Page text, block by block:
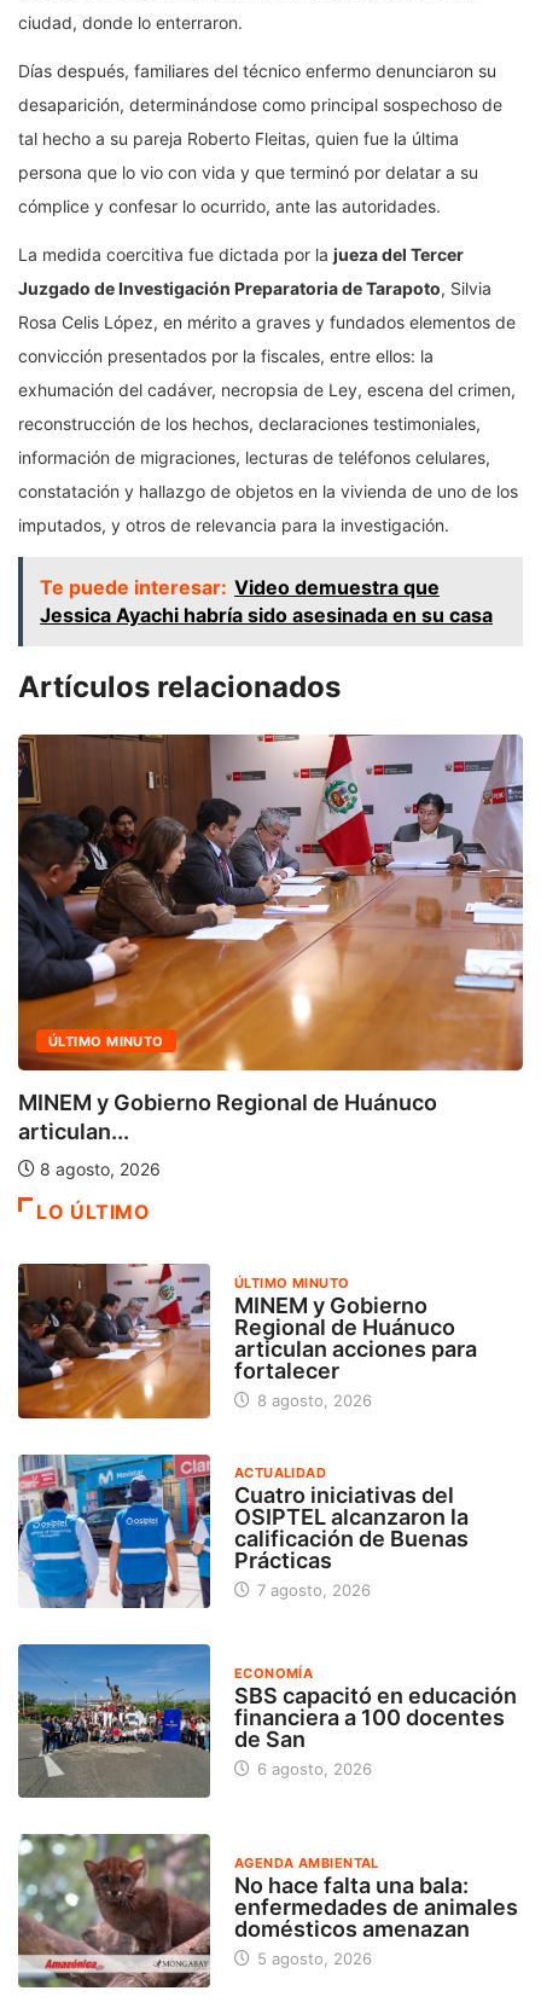
ciudad, donde lo enterraron.
Días después, familiares del técnico enfermo denunciaron su
desaparición, determinándose como principal sospechoso de
tal hecho a su pareja Roberto Fleitas, quien fue la última
persona que lo vio con vida y que terminó por delatar a su
cómplice y confesar lo ocurrido, ante las autoridades.
La medida coercitiva fue dictada por la jueza del Tercer
Juzgado de Investigación Preparatoria de Tarapoto, Silvia
Rosa Celis López, en mérito a graves y fundados elementos de
convicción presentados por la fiscales, entre ellos: la
exhumación del cadáver, necropsia de Ley, escena del crimen,
reconstrucción de los hechos, declaraciones testimoniales,
información de migraciones, lecturas de teléfonos celulares,
constatación y hallazgo de objetos en la vivienda de uno de los
imputados, y otros de relevancia para la investigación.
Te puede interesar: Video demuestra que
Jessica Ayachi habría sido asesinada en su casa
Artículos relacionados
ACTUALIDAD
Cuatro iniciativas del OSIPTEL alcanzaron la
calificación...
7 agosto, 2026
LO ÚLTIMO
ÚLTIMO MINUTO
MINEM y Gobierno
Regional de Huánuco
articulan acciones para
fortalecer
8 agosto, 2026
ACTUALIDAD
Cuatro iniciativas del
OSIPTEL alcanzaron la
calificación de Buenas
Prácticas
7 agosto, 2026
ECONOMÍA
SBS capacitó en educación
financiera a 100 docentes
de San
6 agosto, 2026
AGENDA AMBIENTAL
No hace falta una bala:
enfermedades de animales
domésticos amenazan
5 agosto, 2026